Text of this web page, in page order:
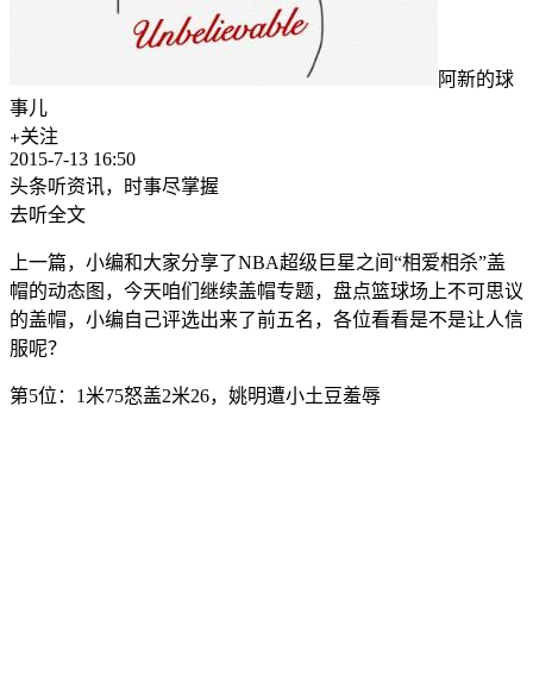
阿新的球
事儿
关注
2015-7-13 16:50
头条听资讯，时事尽掌握
去听全文
上一篇，小编和大家分享了NBA超级巨星之间“相爱相杀”盖
帽的动态图，今天咱们继续盖帽专题，盘点篮球场上不可思议
的盖帽，小编自己评选出来了前五名，各位看看是不是让人信
服呢？
第5位：1米75怒盖2米26，姚明遭小土豆羞辱